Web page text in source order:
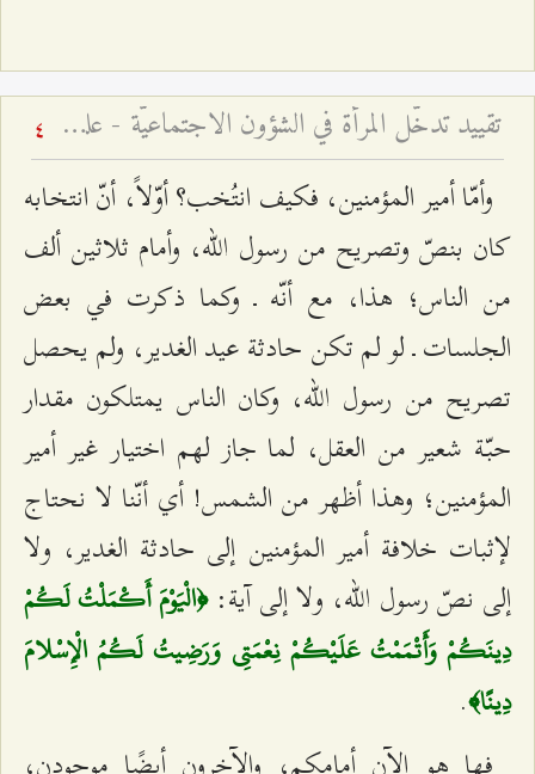
تقييد تدخّل المرأة في الشؤون الاجتماعيّة - علل وأسباب 4
وأمّا أمير المؤمنين، فكيف انتُخب؟ أوّلاً، أنّ انتخابه
كان بنصّ وتصريح من رسول الله، وأمام ثلاثين ألف
من الناس؛ هذا، مع أنّه ـ وكما ذكرت في بعض
الجلسات ـ لو لم تكن حادثة عيد الغدير، ولم يحصل
تصريح من رسول الله، وكان الناس يمتلكون مقدار
حبّة شعير من العقل، لما جاز لهم اختيار غير أمير
المؤمنين؛ وهذا أظهر من الشمس! أي أنّنا لا نحتاج
لإثبات خلافة أمير المؤمنين إلى حادثة الغدير، ولا
إلى نصّ رسول الله، ولا إلى آية:﴿الْيَوْمَ أَكْمَلْتُ لَكُمْ
دِينَكُمْ وَأَتْمَمْتُ عَلَيْكُمْ نِعْمَتِي وَرَضِيتُ لَكُمُ الْإِسْلامَ
دِينًا﴾.